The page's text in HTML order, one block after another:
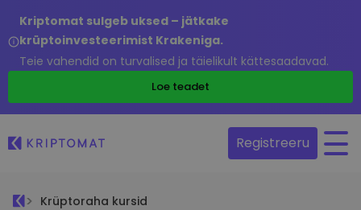
Kriptomat sulgeb uksed – jätkake
krüptoinvesteerimist Krakeniga.
Teie vahendid on turvalised ja täielikult kättesaadavad.
Loe teadet
Registreeru
Krüptoraha kursid